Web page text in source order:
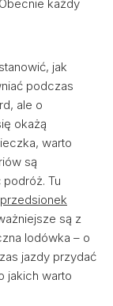
każdy
jak
podczas
ale o
okażą
warto
są
Tu
przedsionek
są z
lodówka – o
jazdy przydać
jakich warto